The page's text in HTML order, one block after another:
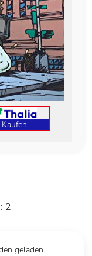
Kaufen
2
geladen ...